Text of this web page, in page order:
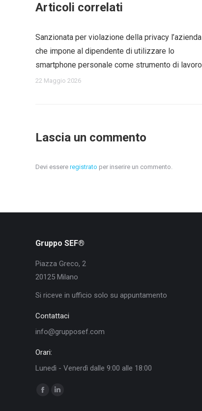
Articoli correlati
Sanzionata per violazione della privacy l’azienda
che impone al dipendente di utilizzare lo
smartphone personale come strumento di lavoro
22 Maggio 2026
Lascia un commento
Devi essere registrato per inserire un commento.
Gruppo SEF®
Piazza Greco, 2
20125 Milano
Si riceve in ufficio solo su appuntamento
Contattaci
info@grupposef.com
Orari:
Lunedì - Venerdì dalle 9:00 alle 18:00
Ci puoi trovare su:
Facebook